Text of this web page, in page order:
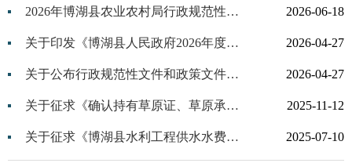
2026-06-18
2026年博湖县农业农村局行政规范性文件、政策文件清理情况公示表
2026-04-27
关于印发《博湖县人民政府2026年度重大行政决策事项目录》的通知
2026-04-27
关于公布行政规范性文件和政策文件清理结果的通知
2025-11-12
关于征求《确认持有草原证、草原承包合同、退出草场协议实际用途已变成耕地和园地的问题整治措施的意见》的通知
2025-07-10
关于征求《博湖县水利工程供水水费计收使用管理办法》（征求意见稿）意见建议的公告